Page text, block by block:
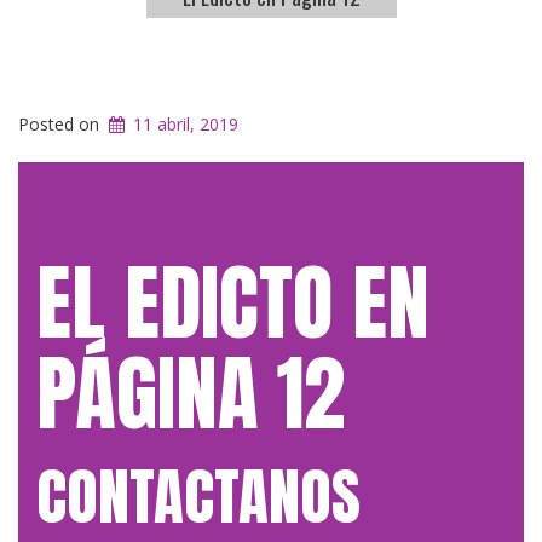
Posted on 11 abril, 2019
EL EDICTO EN
PÁGINA 12
CONTACTANOS